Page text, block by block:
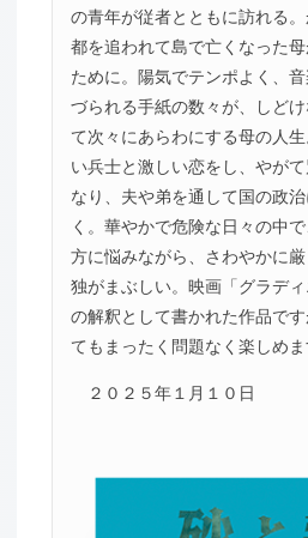
の青年が従者とともに訪れる
都を追われて島で亡くなった
ために。陽気でテンポよく、
づられる手紙の数々が、しど
て次々にあらわにする母の人
い兵士と激しい恋をし、やが
なり、夫や弟を通して国の政
く。華やかで危険な日々の中
方に悩みながら、さわやかに
独がまぶしい。映画「グラデ
の解釈として書かれた作品で
てもまったく問題なく楽しめま
２０２５年１月１０日